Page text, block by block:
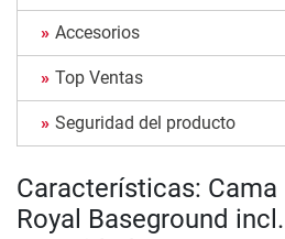
Accesorios
Top Ventas
Seguridad del producto
Características:
Royal Baseground